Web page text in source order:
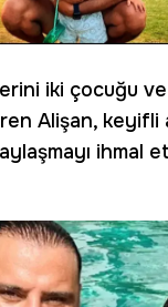
iki çocuğu
Alişan, keyifli
ihmal